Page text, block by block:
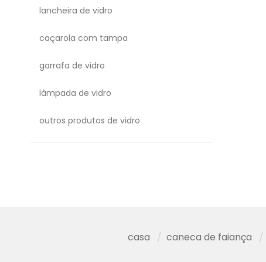
lancheira de vidro
caçarola com tampa
garrafa de vidro
lâmpada de vidro
outros produtos de vidro
casa caneca de faiança